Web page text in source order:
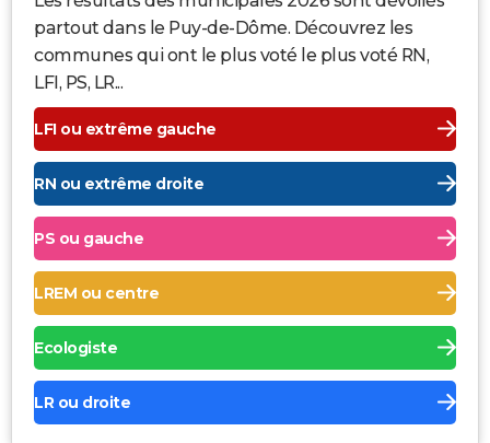
partout dans le Puy-de-Dôme. Découvrez les
communes qui ont le plus voté le plus voté RN,
LFI, PS, LR...
LFI ou extrême gauche
RN ou extrême droite
PS ou gauche
LREM ou centre
Ecologiste
LR ou droite